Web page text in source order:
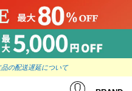
の配送遅延について